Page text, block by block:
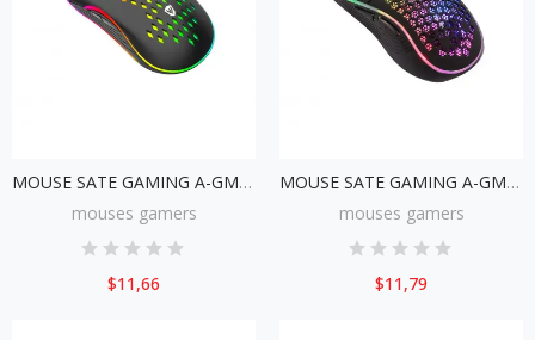
MOUSE SATE GAMING A-GM07 RGB
mouses gamers
$11,66
MOUSE SATE GAMING A-GM08 RGB
mouses gamers
$11,79